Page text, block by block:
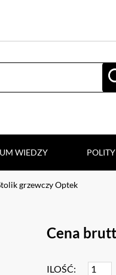
WIEDZY
grzewczy Optek
Cena
ILOŚĆ: